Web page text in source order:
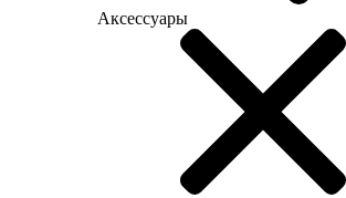
Аксессуары